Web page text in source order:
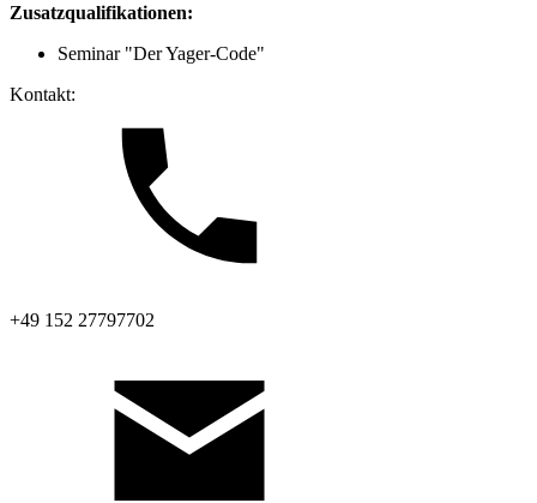
Zusatzqualifikationen:
Seminar "Der Yager-Code"
Kontakt:
+49 152 27797702